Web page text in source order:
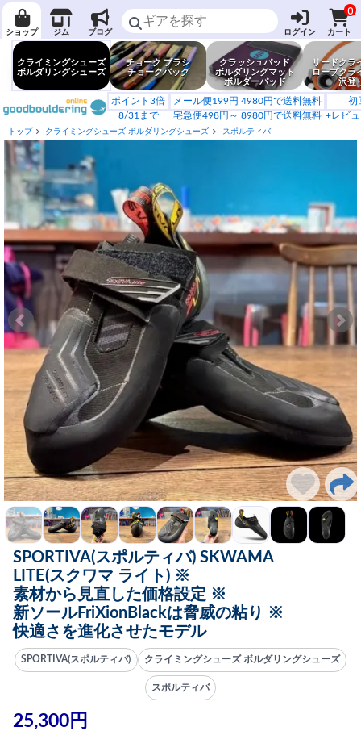
ショップ ジム ブログ ログイン
0
カート
クライミングシューズ
ボルダリングシューズ
チョーク ブラシ
チョークバッグ
クラッシュパッド
ボルダリングマット
ボルダーパッド
リードクラ
ロープクラ
沢登
ポイント3倍
8/31まで
メール便199円 4980円で送料無料
宅急便498円～ 8980円で送料無料
初
+レビ
トップ クライミングシューズ ボルダリングシューズ スポルティバ
SPORTIVA(スポルティバ) SKWAMA
LITE(スクワマ ライト) ※
素材から見直した価格設定 ※
新ソールFriXionBlackは脅威の粘り ※
快適さを進化させたモデル
SPORTIVA(スポルティバ) クライミングシューズ ボルダリングシューズ
スポルティバ
25,300円